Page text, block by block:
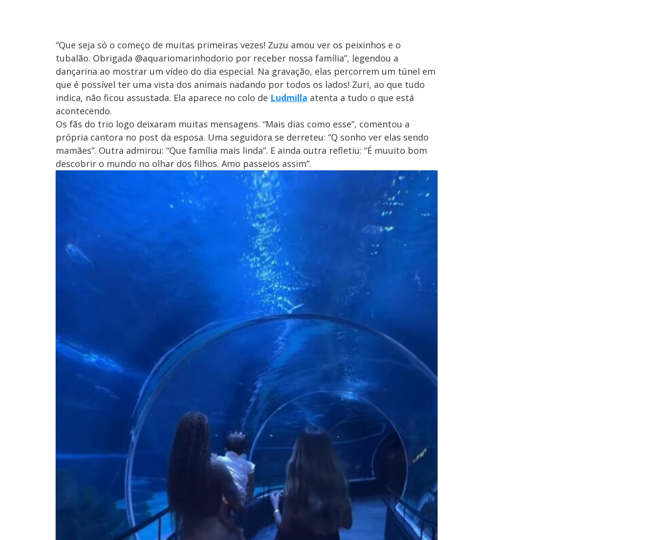
“Que seja só o começo de muitas primeiras vezes! Zuzu amou ver os peixinhos e o
tubalão. Obrigada @aquariomarinhodorio por receber nossa família”, legendou a
dançarina ao mostrar um vídeo do dia especial. Na gravação, elas percorrem um túnel em
que é possível ter uma vista dos animais nadando por todos os lados! Zuri, ao que tudo
indica, não ficou assustada. Ela aparece no colo de Ludmilla atenta a tudo o que está
acontecendo.
Os fãs do trio logo deixaram muitas mensagens. “Mais dias como esse”, comentou a
própria cantora no post da esposa. Uma seguidora se derreteu: “Q sonho ver elas sendo
mamães”. Outra admirou: “Que família mais linda”. E ainda outra refletiu: “É muuito bom
descobrir o mundo no olhar dos filhos. Amo passeios assim”.